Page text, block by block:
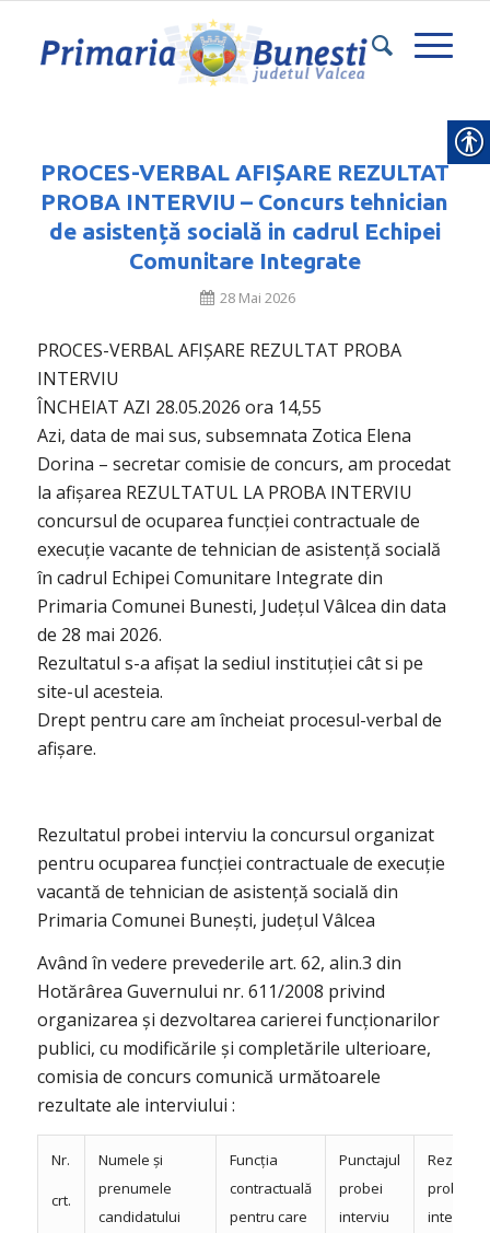
PROCES-VERBAL AFIȘARE REZULTAT
PROBA INTERVIU – Concurs tehnician
de asistență socială in cadrul Echipei
Comunitare Integrate
28 Mai 2026
PROCES-VERBAL AFIȘARE REZULTAT PROBA
INTERVIU
ÎNCHEIAT AZI 28.05.2026 ora 14,55
Azi, data de mai sus, subsemnata Zotica Elena
Dorina – secretar comisie de concurs, am procedat
la afișarea REZULTATUL LA PROBA INTERVIU
concursul de ocuparea funcției contractuale de
execuție vacante de tehnician de asistență socială
în cadrul Echipei Comunitare Integrate din
Primaria Comunei Bunesti, Județul Vâlcea din data
de 28 mai 2026.
Rezultatul s-a afișat la sediul instituției cât si pe
site-ul acesteia.
Drept pentru care am încheiat procesul-verbal de
afișare.
Rezultatul probei interviu la concursul organizat
pentru ocuparea funcției contractuale de execuție
vacantă de tehnician de asistență socială din
Primaria Comunei Bunești, județul Vâlcea
Având în vedere prevederile art. 62, alin.3 din
Hotărârea Guvernului nr. 611/2008 privind
organizarea și dezvoltarea carierei funcționarilor
publici, cu modificările și completările ulterioare,
comisia de concurs comunică următoarele
rezultate ale interviului :
Nr.
crt.
Numele și
prenumele
candidatului
Funcția
contractuală
pentru care
Punctajul
probei
interviu
probei
interviu